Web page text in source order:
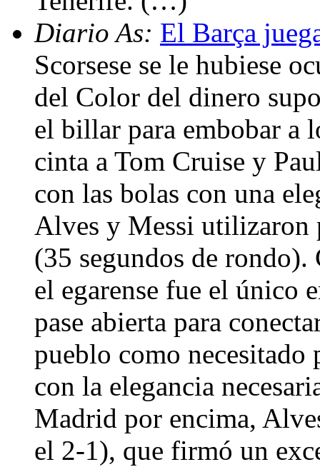
Diario As: El Barça
Scorsese se le hubiese
del Color del dinero
el billar para embobar a
cinta a Tom Cruise y
con las bolas con una
Alves y Messi utilizaron
(35 segundos de rondo).
el egarense fue el único
pase abierta para
pueblo como
con la elegancia
Madrid por encima,
el 2-1), que firmó un